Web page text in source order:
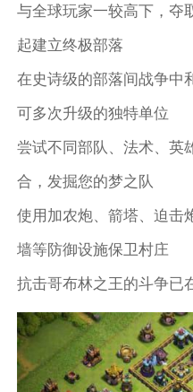
与全球玩家一较高下，夺
起建立终极部落
在史诗级的部落间战争中
可多次升级的独特单位
尝试不同部队、法术、英
合，发掘您的梦之队
使用加农炮、箭塔、迫击
墙等防御设施保卫村庄
抗击哥布林之王的斗争已